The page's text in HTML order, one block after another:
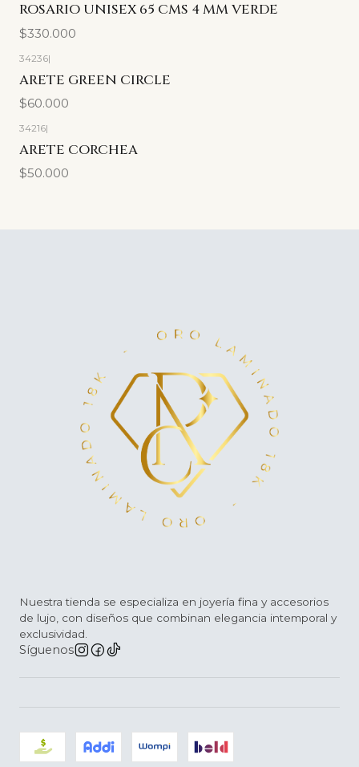
ROSARIO UNISEX 65 CMS 4 MM VERDE
$330.000
34236|
ARETE GREEN CIRCLE
$60.000
34216|
ARETE CORCHEA
$50.000
Nuestra tienda se especializa en joyería fina y accesorios
de lujo, con diseños que combinan elegancia intemporal y
exclusividad.
Síguenos